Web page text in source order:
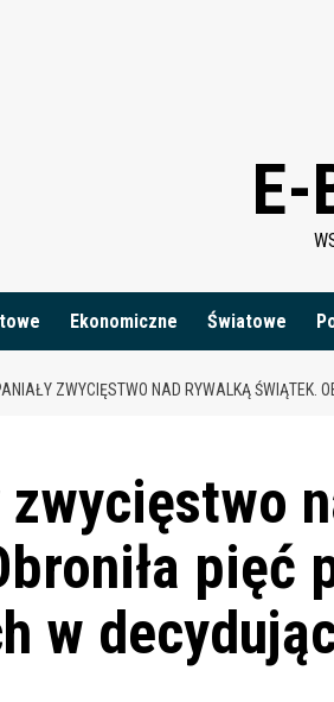
E-
Ekonomiczne Światowe
ZWYCIĘSTWO NAD RYWALKĄ ŚWIĄTEK.
zwycięstwo
pięć
w